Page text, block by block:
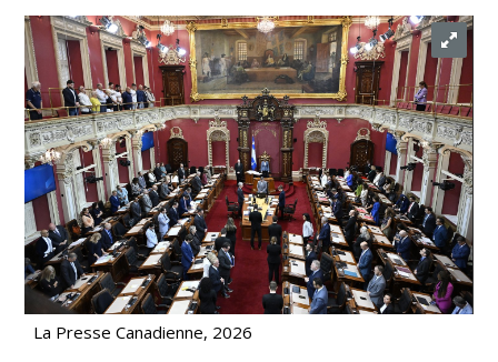
La Presse Canadienne, 2026